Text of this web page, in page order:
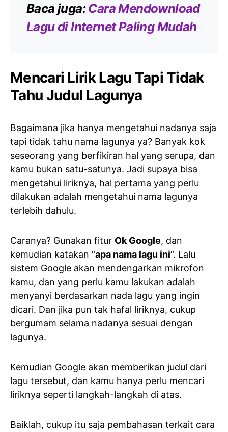
Baca juga:Cara Mendownload
Lagu di Internet Paling Mudah
Mencari Lirik Lagu Tapi Tidak
Tahu Judul Lagunya
Bagaimana jika hanya mengetahui nadanya saja
tapi tidak tahu nama lagunya ya? Banyak kok
seseorang yang berfikiran hal yang serupa, dan
kamu bukan satu-satunya. Jadi supaya bisa
mengetahui liriknya, hal pertama yang perlu
dilakukan adalah mengetahui nama lagunya
terlebih dahulu.
Caranya? Gunakan fitur Ok Google, dan
kemudian katakan “apa nama lagu ini“. Lalu
sistem Google akan mendengarkan mikrofon
kamu, dan yang perlu kamu lakukan adalah
menyanyi berdasarkan nada lagu yang ingin
dicari. Dan jika pun tak hafal liriknya, cukup
bergumam selama nadanya sesuai dengan
lagunya.
Kemudian Google akan memberikan judul dari
lagu tersebut, dan kamu hanya perlu mencari
liriknya seperti langkah-langkah di atas.
Baiklah, cukup itu saja pembahasan terkait cara